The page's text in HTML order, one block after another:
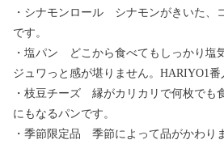
・シナモンロール シナモンがきいた、
です。
・塩パン どこから食べてもしっかり塩
ジュワっと感が堪りません。HARIYO1番
・枝豆チーズ 縁がカリカリで何枚でも
にもなるパンです。
・季節限定品 季節によって品がかわり